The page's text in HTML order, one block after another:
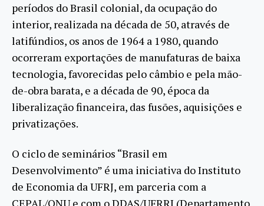
períodos do Brasil colonial, da ocupação do
interior, realizada na década de 50, através de
latifúndios, os anos de 1964 a 1980, quando
ocorreram exportações de manufaturas de baixa
tecnologia, favorecidas pelo câmbio e pela mão-
de-obra barata, e a década de 90, época da
liberalização financeira, das fusões, aquisições e
privatizações.
O ciclo de seminários “Brasil em
Desenvolvimento” é uma iniciativa do Instituto
de Economia da UFRJ, em parceria com a
CEPAL/ONU e com o DDAS/UFRRJ (Departamento